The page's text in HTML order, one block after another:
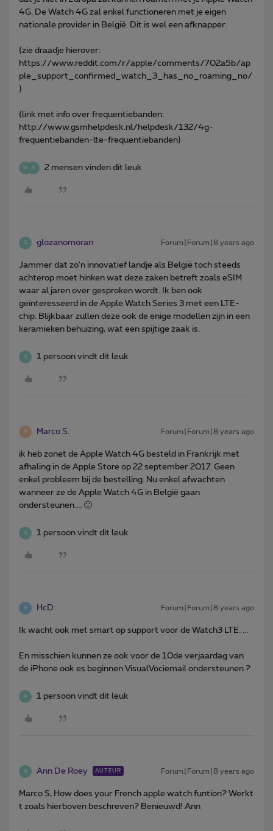
4G. De Watch 4G zal enkel functioneren met je eigen
nationale provider in België. Dit is wel een afknapper.
(zie draadje hierover:
https://www.reddit.com/r/apple/comments/702a5b/ap
ple_support_confirmed_watch_3_has_no_roaming_no/
)
(link met info over frequentiebanden:
http://www.gsmhelpdesk.nl/helpdesk/132/4g-
frequentiebanden-lte-frequentiebanden)
W A 2 mensen vinden dit leuk
G glozanomoran Forum|Forum|8 years ago
Jammer dat zo'n innovatief landje als België toch steeds
achterop moet hinken wat deze zaken betreft zoals eSIM
waar al jaren over gesproken wordt. Ik ben ook
geïnteresseerd in de Apple Watch Series 3 met een LTE-
chip. Blijkbaar zullen deze ook de enige modellen zijn in een
keramieken behuizing, wat een spijtige zaak is.
A 1 persoon vindt dit leuk
M Marco S. Forum|Forum|8 years ago
ik heb zonet de Apple Watch 4G besteld in Frankrijk met
afhaling in de Apple Store op 22 september 2017. Geen
enkel probleem bij de bestelling. Nu enkel afwachten
wanneer ze de Apple Watch 4G in België gaan
ondersteunen.... 🙂
A 1 persoon vindt dit leuk
H HcD Forum|Forum|8 years ago
Ik wacht ook met smart op support voor de Watch3 LTE. ...
En misschien kunnen ze ook voor de 10de verjaardag van
de iPhone ook es beginnen VisualVociemail ondersteunen ?
A 1 persoon vindt dit leuk
A Ann De Roey AUTEUR Forum|Forum|8 years ago
Marco S, How does your French apple watch funtion? Werkt
t zoals hierboven beschreven? Benieuwd! Ann